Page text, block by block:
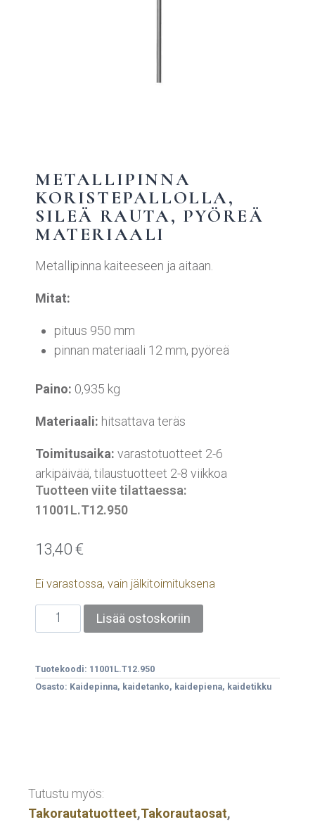
METALLIPINNA
KORISTEPALLOLLA,
SILEÄ RAUTA, PYÖREÄ
MATERIAALI
Metallipinna kaiteeseen ja aitaan.
Mitat:
pituus 950 mm
pinnan materiaali 12 mm, pyöreä
Paino: 0,935 kg
Materiaali: hitsattava teräs
Toimitusaika: varastotuotteet 2-6
arkipäivää, tilaustuotteet 2-8 viikkoa
Tuotteen viite tilattaessa:
11001L.T12.950
13,40€
Ei varastossa, vain jälkitoimituksena
Lisää ostoskoriin
Tuotekoodi: 11001L.T12.950
Osasto: Kaidepinna, kaidetanko, kaidepiena, kaidetikku
Tutustu myös:
Takorautatuotteet,Takorautaosat,